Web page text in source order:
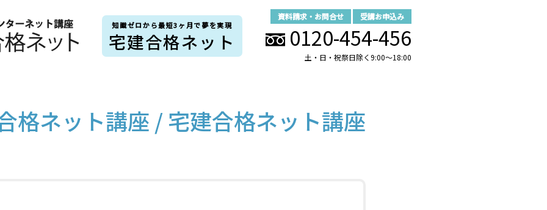
知識ゼロから最短3ヶ月で夢を実現
宅建合格ネット
資料請求・お問合せ 受講お申込み
0120-454-456
土・日・祝祭日除く9:00～18:00
格ネット講座 / 宅建合格ネット講座